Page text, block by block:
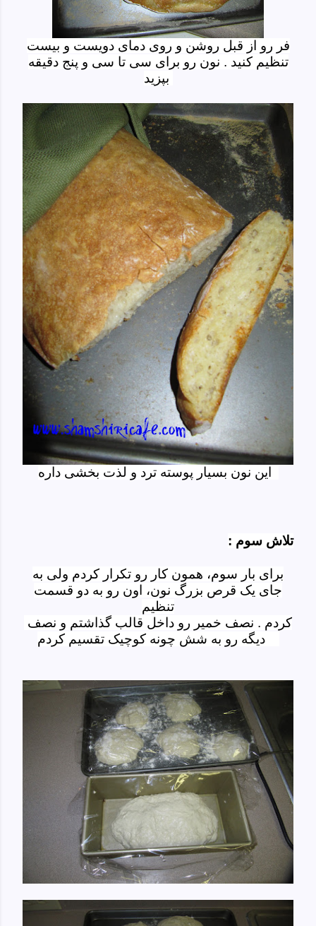
فر رو از قبل روشن و روی دمای دویست و بیست
تنظیم کنید . نون رو برای سی تا سی و پنج دقیقه
تلاش سوم :
برای بار سوم، همون کار رو تکرار کردم ولی به
جای یک قرص بزرگ نون، اون رو به دو قسمت
تنظیم
دیگه رو به شش چونه کوچیک تقسیم کردم